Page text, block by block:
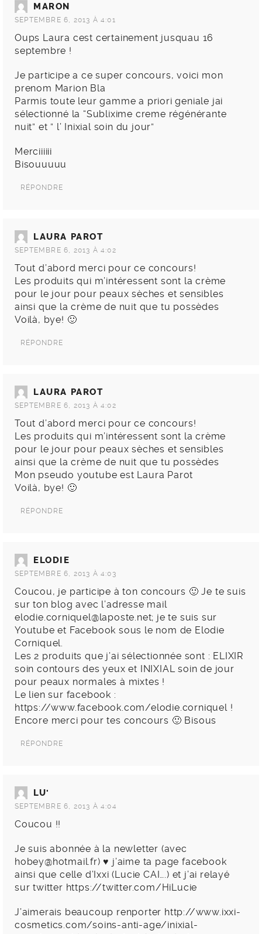
MARON
SEPTEMBRE 6, 2013 À 4:01
Oups Laura cest certainement jusquau 16
septembre !
Je participe a ce super concours, voici mon
prenom Marion Bla
Parmis toute leur gamme a priori geniale jai
sélectionné la “Sublixime creme régénérante
nuit” et ” l’ Inixial soin du jour”
Merciiiiii
Bisouuuuu
RÉPONDRE
LAURA PAROT
SEPTEMBRE 6, 2013 À 4:02
Tout d’abord merci pour ce concours!
Les produits qui m’intéressent sont la crème
pour le jour pour peaux sèches et sensibles
ainsi que la crème de nuit que tu possèdes
Voilà, bye! 🙂
RÉPONDRE
LAURA PAROT
SEPTEMBRE 6, 2013 À 4:02
Tout d’abord merci pour ce concours!
Les produits qui m’intéressent sont la crème
pour le jour pour peaux sèches et sensibles
ainsi que la crème de nuit que tu possèdes
Mon pseudo youtube est Laura Parot
Voilà, bye! 🙂
RÉPONDRE
ELODIE
SEPTEMBRE 6, 2013 À 4:03
Coucou, je participe à ton concours 🙂 Je te suis
sur ton blog avec l’adresse mail
elodie.corniquel@laposte.net; je te suis sur
Youtube et Facebook sous le nom de Elodie
Corniquel.
Les 2 produits que j’ai sélectionnée sont : ELIXIR
soin contours des yeux et INIXIAL soin de jour
pour peaux normales à mixtes !
Le lien sur facebook :
https://www.facebook.com/elodie.corniquel!
Encore merci pour tes concours 🙂 Bisous
RÉPONDRE
LU'
SEPTEMBRE 6, 2013 À 4:04
Coucou !!
Je suis abonnée à la newletter (avec
hobey@hotmail.fr) ♥ j’aime ta page facebook
ainsi que celle d’Ixxi (Lucie CAI….) et j’ai relayé
sur twitter https://twitter.com/HiLucie
J’aimerais beaucoup renporter http://www.ixxi-
cosmetics.com/soins-anti-age/inixial-